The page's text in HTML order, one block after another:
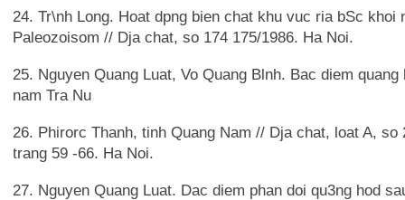
24. Tr\nh Long. Hoat dpng bien chat khu vuc ria bSc khoi
Paleozoisom // Dja chat, so 174 175/1986. Ha Noi.
25. Nguyen Quang Luat, Vo Quang Blnh. Вас diem quang
nam Tra Nu
26. Phirorc Thanh, tinh Quang Nam // Dja chat, loat A, so
trang 59 -66. Ha Noi.
27. Nguyen Quang Luat. Dac diem phan doi qu3ng hod